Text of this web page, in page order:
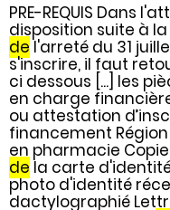
PRE-REQUIS Dans
disposition suite à
del'arreté du 31
s'inscrire, il faut
ci dessous [...] les
en charge
ou attestation
financement Région
en pharmacie Copie
de la carte
photo d'identité
dactylographié